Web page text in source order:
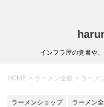
インフラ屋の覚書や
HOME > ラーメン全般 > ラーメ
ラーメンショップ ラーメン